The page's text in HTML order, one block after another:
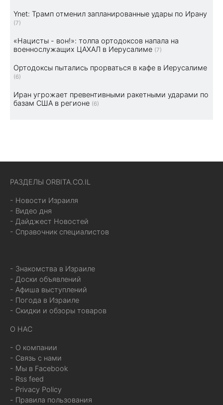
Ynet: Трамп отменил запланированные удары по Ирану
(7)
«Нацисты - вон!»: толпа ортодоксов напала на
военнослужащих ЦАХАЛ в Иерусалиме (7)
Ортодоксы пытались прорваться в кафе в Иерусалиме
(6)
Иран угрожает превентивными ракетными ударами по
базам США в регионе (6)
РАЗДЕЛЫ ORBITA.CO.IL
- Новости Израиля
- Видео дня
- Дайджест Новостей
- Справочник специалистов
- Знакомства в Израиле
- Доски объявлений
- Афиша выступлений
- Погода в Израиле
- Скидки и обзоры товаров
О НАС
- О компании
- Связь с нами
- Мы в Facebook
- Rss feed
- Privacy Policy
- Правила пользования